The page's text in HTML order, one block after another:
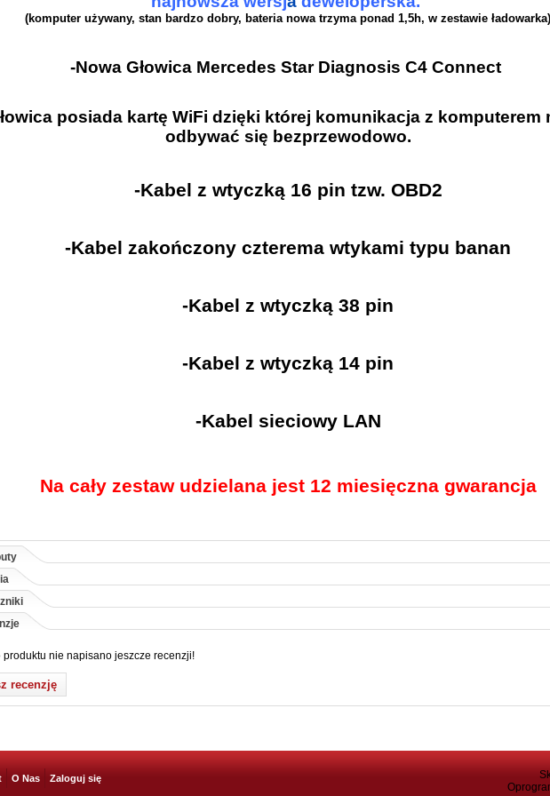
(komputer używany, stan bardzo dobry, bateria nowa trzyma ponad 1,5h, w zestawie ładowarka)
-Nowa Głowica Mercedes Star Diagnosis C4 Connect
posiada kartę WiFi dzięki której komunikacja z komputerem
odbywać się bezprzewodowo.
-Kabel z wtyczką 16 pin tzw. OBD2
-Kabel zakończony czterema wtykami typu banan
-Kabel z wtyczką 38 pin
-Kabel z wtyczką 14 pin
-Kabel sieciowy LAN
Na cały zestaw udzielana jest 12 miesięczna gwarancja
produktu nie napisano jeszcze recenzji!
recenzję
O Nas Zaloguj się